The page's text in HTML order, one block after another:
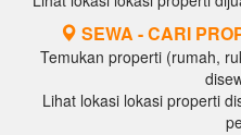
SEWA - CARI
Temukan properti (rumah,
Lihat lokasi lokasi properti